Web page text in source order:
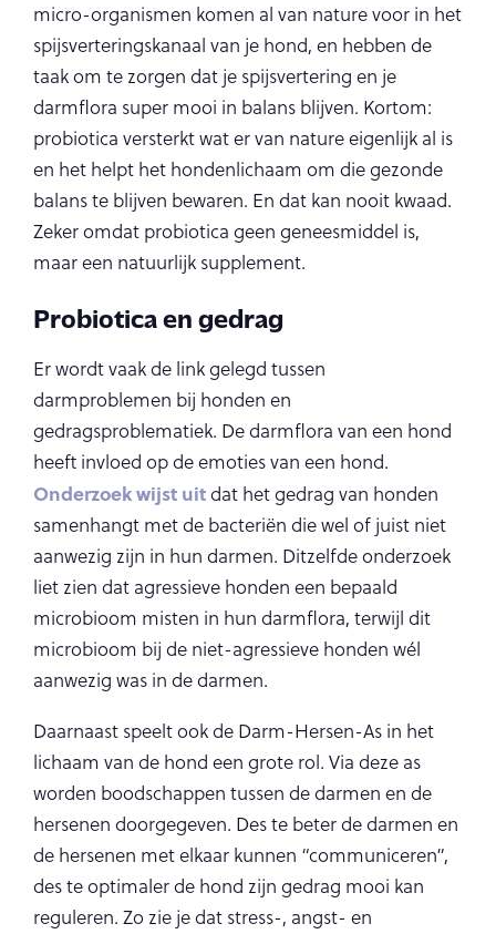
micro-organismen komen al van nature voor in het
spijsverteringskanaal van je hond, en hebben de
taak om te zorgen dat je spijsvertering en je
darmflora super mooi in balans blijven. Kortom:
probiotica versterkt wat er van nature eigenlijk al is
en het helpt het hondenlichaam om die gezonde
balans te blijven bewaren. En dat kan nooit kwaad.
Zeker omdat probiotica geen geneesmiddel is,
maar een natuurlijk supplement.
Probiotica en gedrag
Er wordt vaak de link gelegd tussen
darmproblemen bij honden en
gedragsproblematiek. De darmflora van een hond
heeft invloed op de emoties van een hond.
Onderzoek wijst uitdat het gedrag van honden
samenhangt met de bacteriën die wel of juist niet
aanwezig zijn in hun darmen. Ditzelfde onderzoek
liet zien dat agressieve honden een bepaald
microbioom misten in hun darmflora, terwijl dit
microbioom bij de niet-agressieve honden wél
aanwezig was in de darmen.
Daarnaast speelt ook de Darm-Hersen-As in het
lichaam van de hond een grote rol. Via deze as
worden boodschappen tussen de darmen en de
hersenen doorgegeven. Des te beter de darmen en
de hersenen met elkaar kunnen “communiceren”,
des te optimaler de hond zijn gedrag mooi kan
reguleren. Zo zie je dat stress-, angst- en